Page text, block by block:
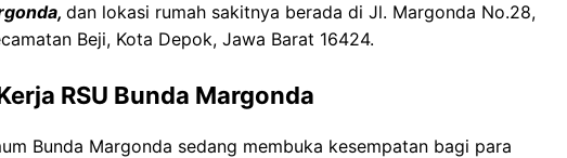
dan lokasi rumah sakitnya berada di Jl. Margonda No.28,
Beji, Kota Depok, Jawa Barat 16424.
RSU Bunda Margonda
Bunda Margonda sedang membuka kesempatan bagi para